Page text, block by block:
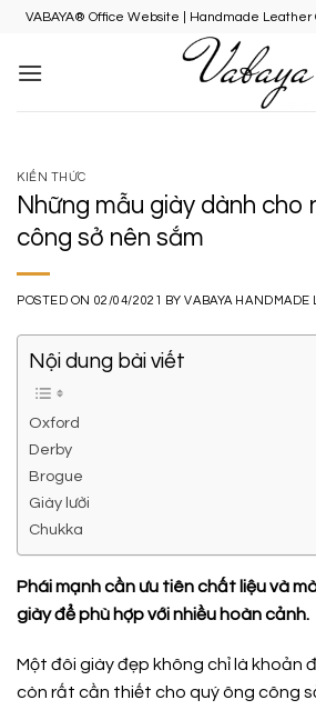
Skip
content
VABAYA® Office Website | Handmade Leather
KIẾN THỨC
Những mẫu giày dành cho
công sở nên sắm
POSTED ON 02/04/2021 BYVABAYA HANDMADE
Nội dung bài viết
Oxford
Derby
Brogue
Giày lười
Chukka
Phái mạnh cần ưu tiên chất liệu và
giày để phù hợp với nhiều hoàn cảnh.
Một đôi giày đẹp không chỉ là khoản
còn rất cần thiết cho quý ông công